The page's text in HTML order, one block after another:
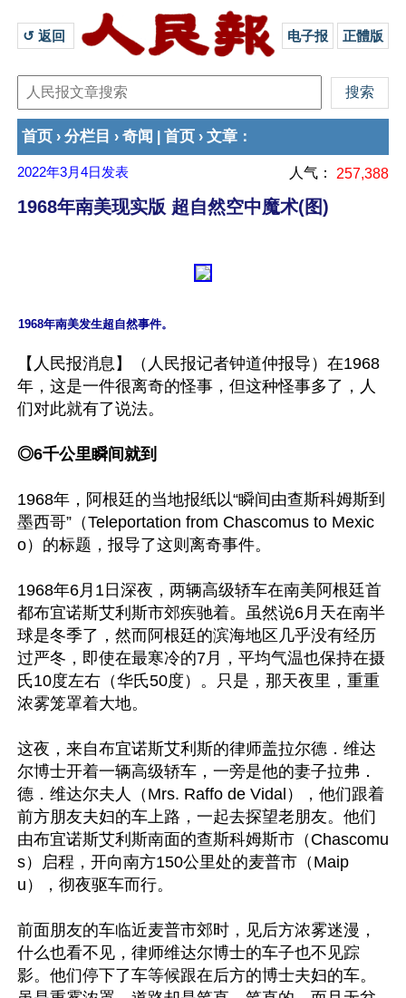
↺ 返回 电子报 正體版
首页 › 分栏目 › 奇闻 首页 › 文章 ：
2022年3月4日 发表 人气： 257,388
1968年南美现实版 超自然空中魔术(图)
【人民报消息】（人民报记者钟道仲报导）在1968
年，这是一件很离奇的怪事，但这种怪事多了，人
们对此就有了说法。
◎6千公里瞬间就到
1968年，阿根廷的当地报纸以“瞬间由查斯科姆斯到
墨西哥”（Teleportation from Chascomus to Mexic
o）的标题，报导了这则离奇事件。
1968年6月1日深夜，两辆高级轿车在南美阿根廷首
都布宜诺斯艾利斯市郊疾驰着。虽然说6月天在南半
球是冬季了，然而阿根廷的滨海地区几乎没有经历
过严冬，即使在最寒冷的7月，平均气温也保持在摄
氏10度左右（华氏50度）。只是，那天夜里，重重
浓雾笼罩着大地。
这夜，来自布宜诺斯艾利斯的律师盖拉尔德．维达
尔博士开着一辆高级轿车，一旁是他的妻子拉弗．
德．维达尔夫人（Mrs. Raffo de Vidal），他们跟着
前方朋友夫妇的车上路，一起去探望老朋友。他们
由布宜诺斯艾利斯南面的查斯科姆斯市（Chascomu
s）启程，开向南方150公里处的麦普市（Maip
u），彻夜驱车而行。
前面朋友的车临近麦普市郊时，见后方浓雾迷漫，
什么也看不见，律师维达尔博士的车子也不见踪
影。他们停下了车等候跟在后方的博士夫妇的车。